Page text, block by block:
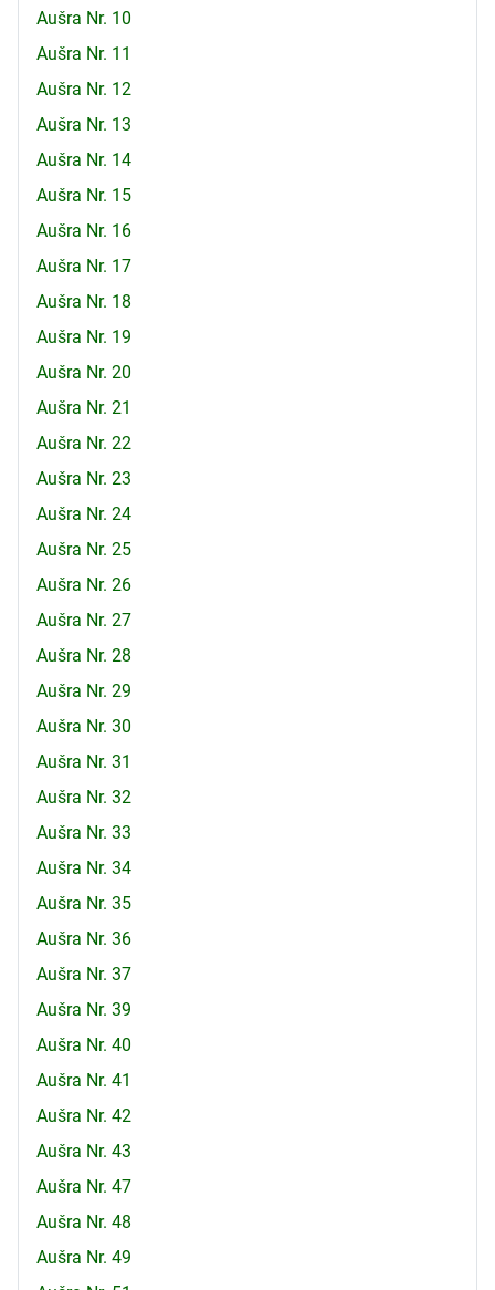
Aušra Nr. 10
Aušra Nr. 11
Aušra Nr. 12
Aušra Nr. 13
Aušra Nr. 14
Aušra Nr. 15
Aušra Nr. 16
Aušra Nr. 17
Aušra Nr. 18
Aušra Nr. 19
Aušra Nr. 20
Aušra Nr. 21
Aušra Nr. 22
Aušra Nr. 23
Aušra Nr. 24
Aušra Nr. 25
Aušra Nr. 26
Aušra Nr. 27
Aušra Nr. 28
Aušra Nr. 29
Aušra Nr. 30
Aušra Nr. 31
Aušra Nr. 32
Aušra Nr. 33
Aušra Nr. 34
Aušra Nr. 35
Aušra Nr. 36
Aušra Nr. 37
Aušra Nr. 39
Aušra Nr. 40
Aušra Nr. 41
Aušra Nr. 42
Aušra Nr. 43
Aušra Nr. 47
Aušra Nr. 48
Aušra Nr. 49